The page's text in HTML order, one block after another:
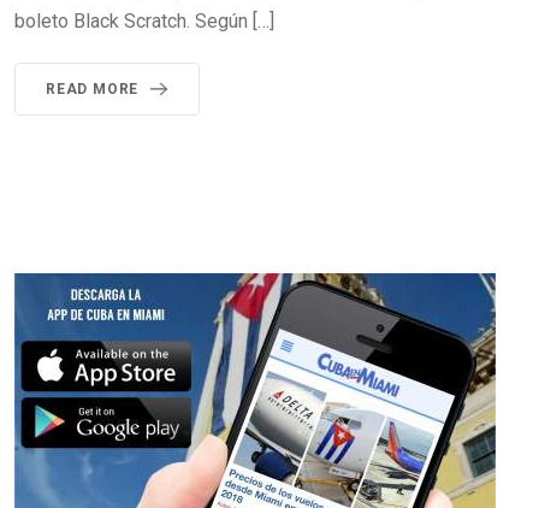
boleto Black Scratch. Según […]
READ MORE